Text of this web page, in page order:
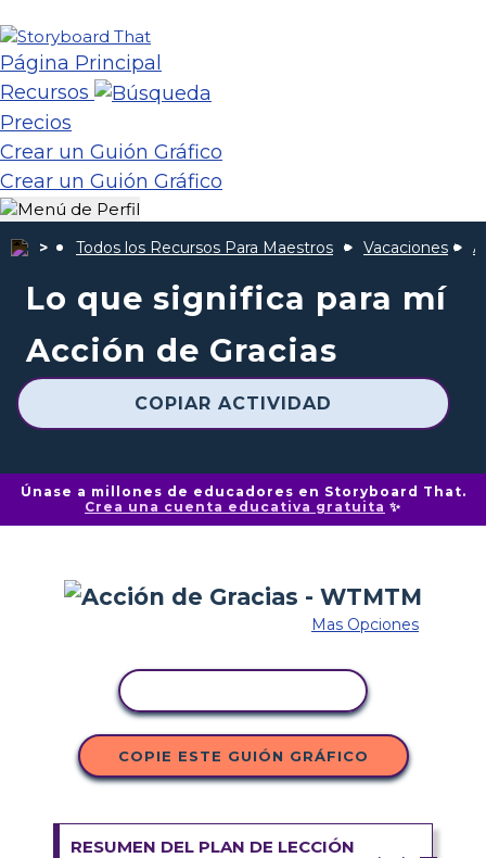
Página Principal
Recursos
Precios
Crear un Guión Gráfico
Crear un Guión Gráfico
Todos los Recursos Para Maestros Vacaciones
Lo que significa para mí
Acción de Gracias
COPIAR ACTIVIDAD
Únase a millones de educadores en Storyboard That.
Crea una cuenta educativa gratuita ✨
Mas Opciones
COPIE ESTE GUIÓN GRÁFICO
RESUMEN DEL PLAN DE LECCIÓN